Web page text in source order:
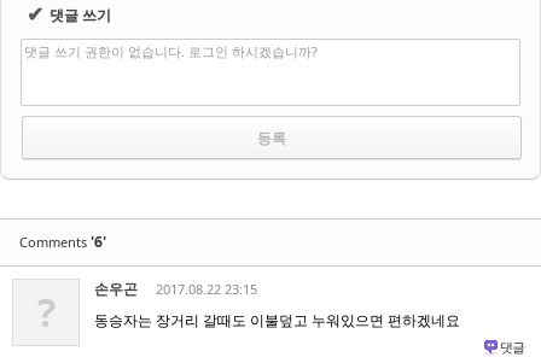
✔ 댓글 쓰기
댓글 쓰기 권한이 없습니다. 로그인 하시겠습니까?
Comments '6'
? 손우곤 2017.08.22 23:15
동승자는 장거리 갈때도 이불덮고 누워있으면 편하겠네요
댓글